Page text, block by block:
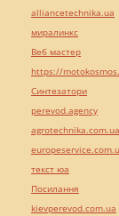
alliancetechnika.ua
миралинкс
Веб мастер
https://
Синтезатори
perevod.agency
agrotechnika.com.ua
текст юа
Посилання
kievperevod.com.ua